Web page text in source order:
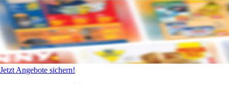
Jetzt Angebote sichern!